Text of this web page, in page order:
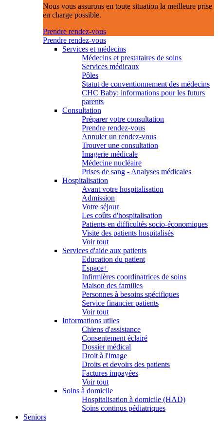
Nous vous assurons en toute situation la meilleure prise
en charge possible.
Prendre rendez-vous
Prendre rendez-vous
Services et médecins
Médecins et prestataires de soins
Services médicaux
Pôles
Statut de conventionnement des médecins
CHC Baby: informations pour les futurs
parents
Consultation
Préparer votre consultation
Prendre rendez-vous
Annuler un rendez-vous
Trouver une consultation
Imagerie médicale
Médecine nucléaire
Prises de sang - Analyses médicales
Hospitalisation
Avant votre hospitalisation
Admission
Votre séjour
Les coûts d'hospitalisation
Patients en difficultés socio-économiques
Visite des patients hospitalisés
Voir tout
Services d'aide aux patients
Education du patient
Espace+
Infirmières coordinatrices de soins
Maison des familles
Personnes à besoins spécifiques
Service financier patients
Voir tout
Informations utiles
Chiens d'assistance
Consentement éclairé
Dossier médical
Droit à l'image
Droits et devoirs des patients
Factures impayées
Voir tout
Soins à domicile
Hospitalisation à domicile (HAD)
Soins continus pédiatriques
Seniors